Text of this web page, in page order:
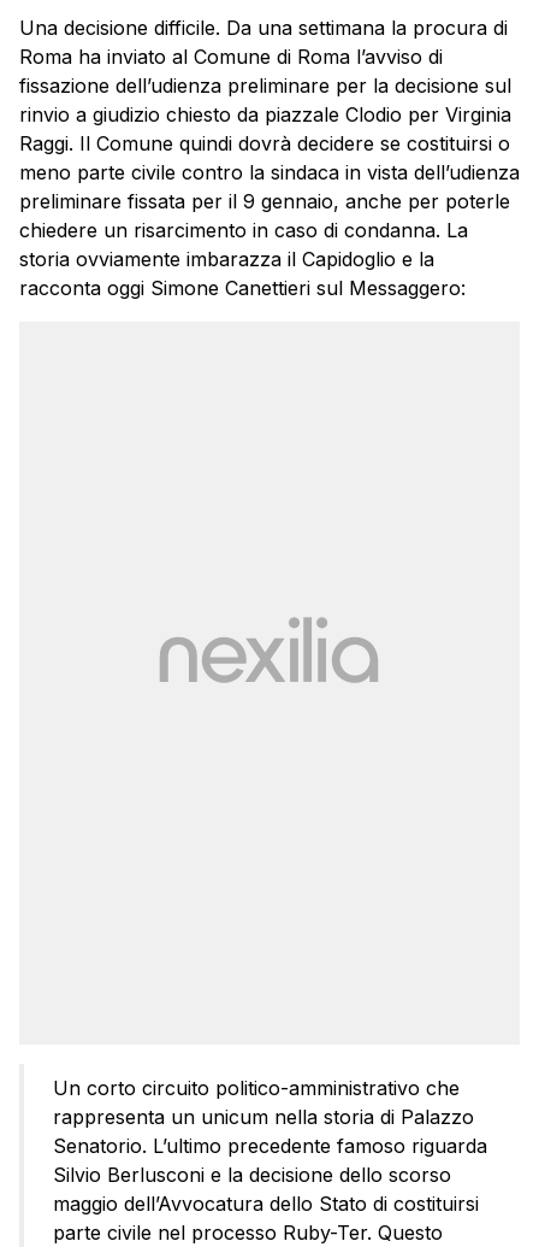
Una decisione difficile. Da una settimana la procura di
Roma ha inviato al Comune di Roma l’avviso di
fissazione dell’udienza preliminare per la decisione sul
rinvio a giudizio chiesto da piazzale Clodio per Virginia
Raggi. Il Comune quindi dovrà decidere se costituirsi o
meno parte civile contro la sindaca in vista dell’udienza
preliminare fissata per il 9 gennaio, anche per poterle
chiedere un risarcimento in caso di condanna. La
storia ovviamente imbarazza il Capidoglio e la
racconta oggi Simone Canettieri sul Messaggero:
Un corto circuito politico-amministrativo che
rappresenta un unicum nella storia di Palazzo
Senatorio. L’ultimo precedente famoso riguarda
Silvio Berlusconi e la decisione dello scorso
maggio dell’Avvocatura dello Stato di costituirsi
parte civile nel processo Ruby-Ter. Questo